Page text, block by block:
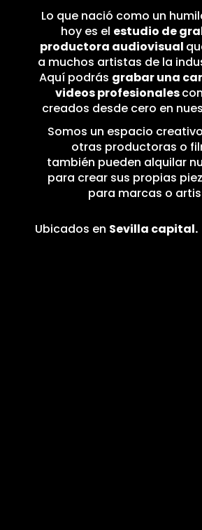
Lo que nació como un
hoy es el estudio de
productora audiovisual
a muchos artistas de la
Aquí podrás grabar una
videosprofesionales
creados desde cero en
Somos un espacio
otras productoras o
también pueden alquilar
para crear sus propias
para marcas o
Ubicados en Sevilla capital.